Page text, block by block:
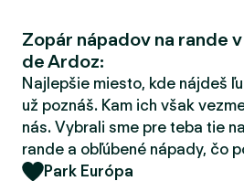
d
r
Zopár nápadov na rande
de Ardoz:
Najlepšie miesto, kde nájdeš
už poznáš. Kam ich však
nás. Vybrali sme pre teba tie
rande a obľúbené nápady, čo
Park Európa